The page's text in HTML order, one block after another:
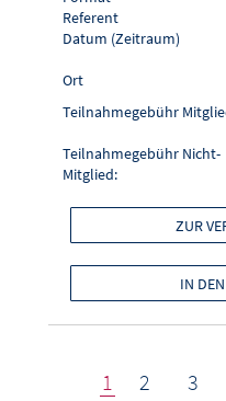
Referent
Datum (Zeitraum)
Ort
Teilnahmegebühr
Teilnahmegebühr Nicht-
Mitglied:
ZUR
IN
1 2 3